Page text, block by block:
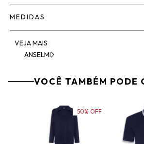
MEDIDAS
VEJA MAIS
ANSELMI
VOCÊ TAMBÉM PODE
50% OFF